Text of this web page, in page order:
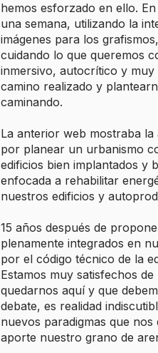
hemos esforzado en ello.
una semana, utilizando la
imágenes para los
cuidando lo que queremos
inmersivo, autocrítico y
camino realizado y
caminando.
La anterior web mostraba la
por planear un urbanismo
edificios bien implantados y
enfocada a rehabilitar
nuestros edificios y
15 años después de
plenamente integrados en
por el código técnico de la
Estamos muy satisfechos
quedarnos aquí y que
debate, es realidad
nuevos paradigmas que
aporte nuestro grano de